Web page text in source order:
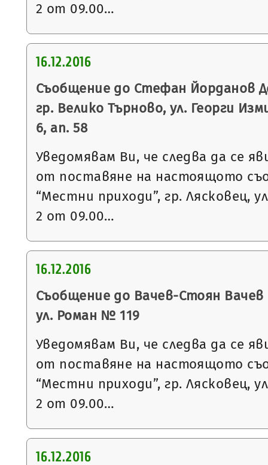
2 от 09.00…
16.12.2016
Съобщение до Стефан Йорданов
гр. Велико Търново, ул. Георги
6, ап. 58
Уведомявам Ви, че следва да се
от поставяне на настоящото
“Местни приходи”, гр. Лясковец,
2 от 09.00…
16.12.2016
Съобщение до Вачев-Стоян Вачев
ул. Роман № 119
Уведомявам Ви, че следва да се
от поставяне на настоящото
“Местни приходи”, гр. Лясковец,
2 от 09.00…
16.12.2016